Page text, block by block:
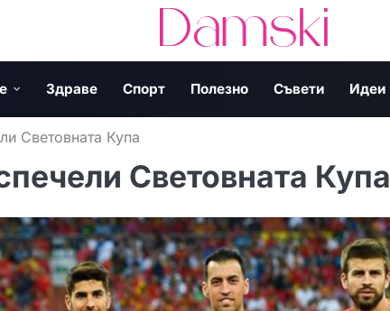
Здраве Спорт Полезно Съвети Идеи
Световната Купа
Световната Купа